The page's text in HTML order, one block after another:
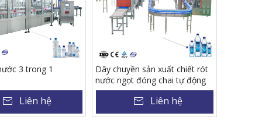
3 trong 1
Liên hệ
Dây chuyền sản xuất chiết rót
nước ngọt đóng chai tự động
hoàn toàn
Liên hệ